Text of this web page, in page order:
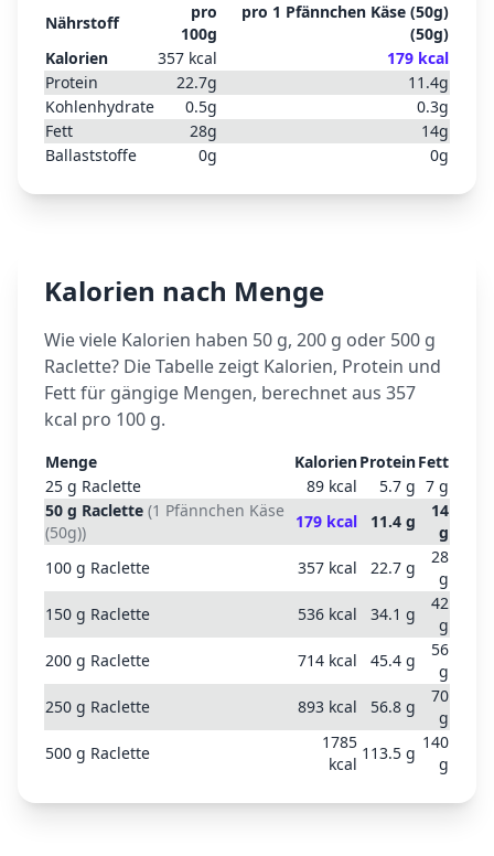
Nährstoff
pro
100g
pro 1 Pfännchen Käse (50g)
(50g)
Kalorien
357 kcal 179 kcal
Protein
22.7g 11.4g
Kohlenhydrate
0.5g 0.3g
Fett
28g 14g
Ballaststoffe
0g 0g
Kalorien nach Menge
Wie viele Kalorien haben 50 g, 200 g oder 500 g
Raclette? Die Tabelle zeigt Kalorien, Protein und
Fett für gängige Mengen, berechnet aus 357
kcal pro 100 g.
Menge KalorienProteinFett
25 g Raclette 89 kcal 5.7 g 7 g
50 g Raclette (1 Pfännchen Käse
(50g))
179 kcal 11.4 g
14
g
100 g Raclette 357 kcal 22.7 g
28
g
150 g Raclette 536 kcal 34.1 g
42
g
200 g Raclette 714 kcal 45.4 g
56
g
250 g Raclette 893 kcal 56.8 g
70
g
500 g Raclette
1785
kcal
113.5 g
140
g